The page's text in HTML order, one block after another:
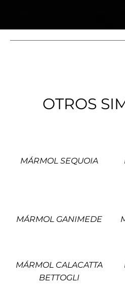
OTROS
MÁRMOL SEQUOIA
MÁRMOL GANIMEDE
MÁRMOL CALACATTA
BETTOGLI